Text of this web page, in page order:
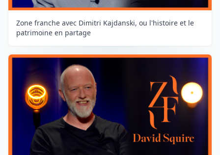
Zone franche avec Dimitri Kajdanski, ou l'histoire et le
patrimoine en partage